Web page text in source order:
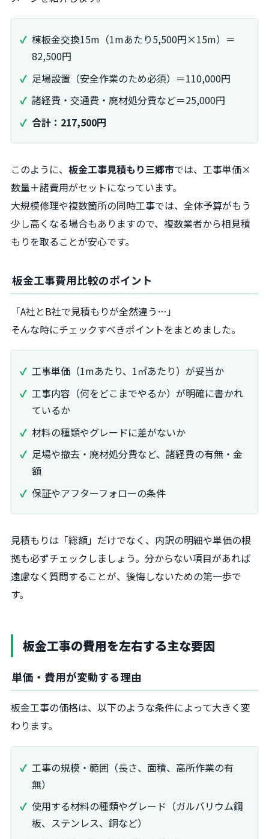
棟板金交換15m（1mあたり5,500円×15m）＝
82,500円
足場設置（安全作業のため必須）＝110,000円
諸経費・交通費・廃材処分費など＝25,000円
合計：217,500円
このように、 板金工事見積もり三郷市では、工事単価×
数量＋諸費用がセットになっています。
大規模修理や複数箇所の同時工事では、全体予算がもう
少し高くなる場合もありますので、複数業者から相見積
もりを取ることが安心です。
板金工事費用比較のポイント
「A社とB社で見積もりが全然違う…」
そんな時にチェックすべきポイントをまとめました。
工事単価（1mあたり、1㎡あたり）が妥当か
工事内容（何をどこまでやるか）が明確に書かれ
ているか
材料の種類やグレードに差がないか
足場や撤去・廃材処分費など、諸経費の有無・金
額
保証やアフターフォローの条件
見積もりは「総額」だけでなく、内訳の明細や単価の根
拠も必ずチェックしましょう。分からない項目があれば
遠慮なく質問することが、後悔しないための第一歩で
す。
板金工事の費用を左右する主な要因
単価・費用が変動する理由
板金工事の価格は、以下のような条件によって大きく変
わります。
工事の規模・範囲（長さ、面積、高所作業の有
無）
使用する材料の種類やグレード（ガルバリウム鋼
板、ステンレス、銅など）